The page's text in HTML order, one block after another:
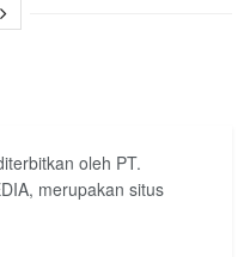
oleh PT.
merupakan situs